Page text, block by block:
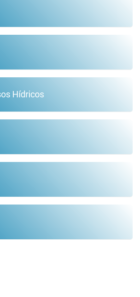
Hídricos